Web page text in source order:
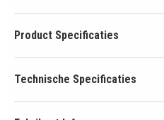
Product Specificaties
Technische Specificaties